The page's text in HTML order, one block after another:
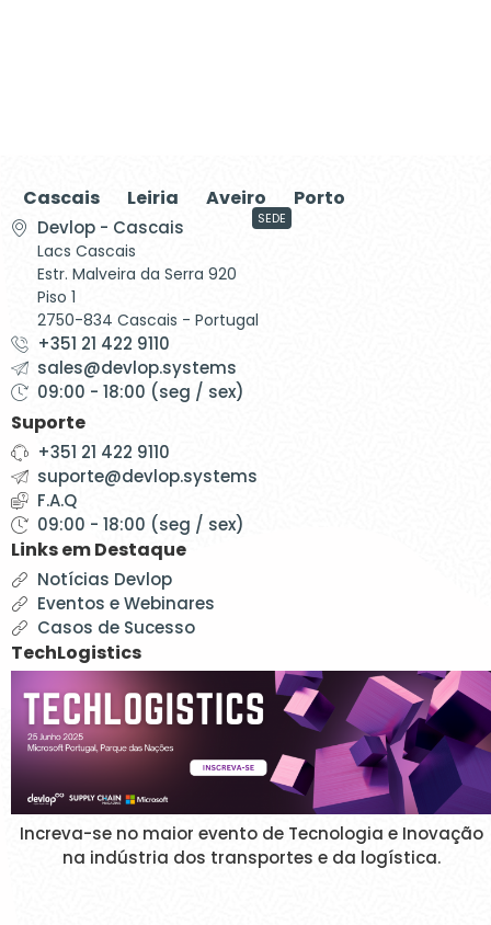
Cascais Leiria Aveiro Porto
Devlop - Cascais
Lacs Cascais
Estr. Malveira da Serra 920
Piso 1
2750-834 Cascais - Portugal
SEDE
+351 21 422 9110
sales@devlop.systems
09:00 - 18:00 (seg / sex)
Suporte
+351 21 422 9110
suporte@devlop.systems
F.A.Q
09:00 - 18:00 (seg / sex)
Links em Destaque
Notícias Devlop
Eventos e Webinares
Casos de Sucesso
TechLogistics
Increva-se no maior evento de Tecnologia e Inovação
na indústria dos transportes e da logística.